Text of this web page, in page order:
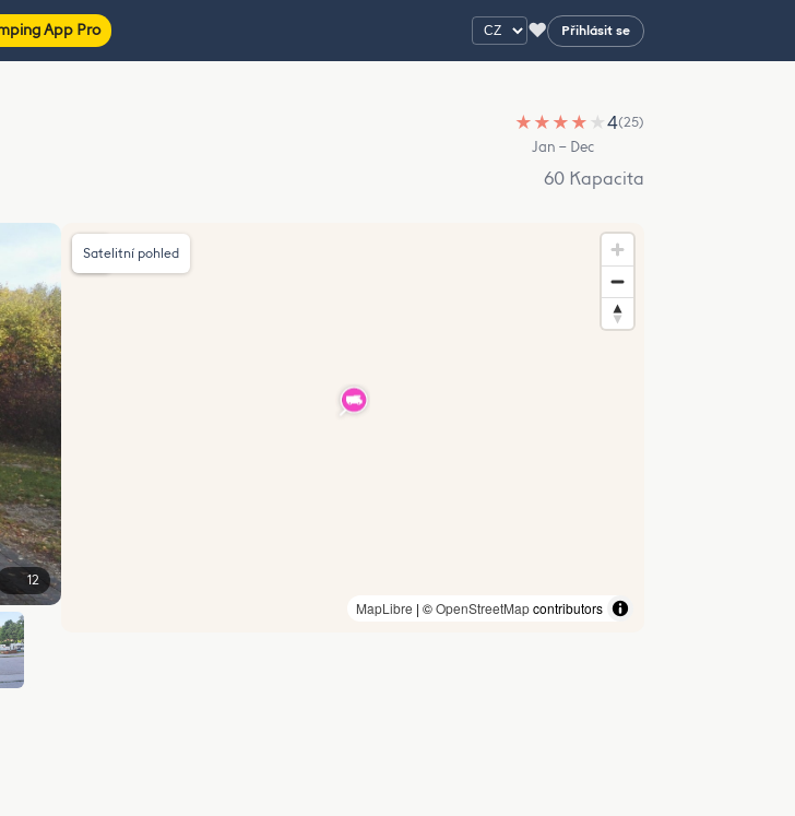
App Pro ♥ Přihlásit se
★ ★ ★ ★ ★4(25)
Jan – Dec
60 Kapacita
12
MapLibre | ©OpenStreetMapcontributors
Satelitní pohled